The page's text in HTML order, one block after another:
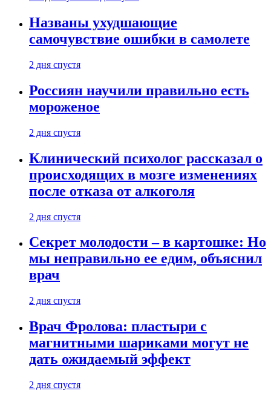
Названы ухудшающие
самочувствие ошибки в самолете
2 дня спустя
Россиян научили правильно есть
мороженое
2 дня спустя
Клинический психолог рассказал о
происходящих в мозге изменениях
после отказа от алкоголя
2 дня спустя
Секрет молодости – в картошке: Но
мы неправильно ее едим, объяснил
врач
2 дня спустя
Врач Фролова: пластыри с
магнитными шариками могут не
дать ожидаемый эффект
2 дня спустя